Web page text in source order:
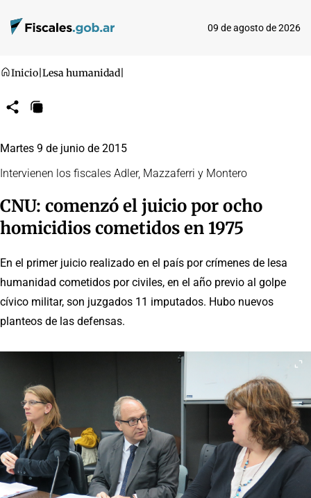
09 de agosto de 2026
Inicio Lesa humanidad
CompartirCopiar
Martes 9 de junio de 2015
Intervienen los fiscales Adler, Mazzaferri y Montero
CNU: comenzó el juicio por ocho
homicidios cometidos en 1975
En el primer juicio realizado en el país por crímenes de lesa
humanidad cometidos por civiles, en el año previo al golpe
cívico militar, son juzgados 11 imputados. Hubo nuevos
planteos de las defensas.